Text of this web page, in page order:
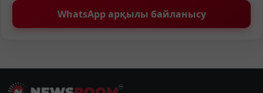
WhatsApp арқылы байланысу